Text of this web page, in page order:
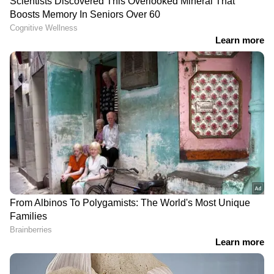
DOWNLOAD APP
RECOMMENDED STORIES